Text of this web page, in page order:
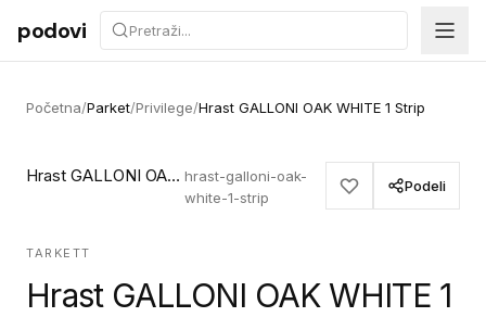
Preskoči na sadržaj
podovi
Početna/Parket/Privilege/Hrast GALLONI OAK WHITE 1 Strip
Hrast GALLONI OAK WHITE 1 Strip hrast-galloni-oak-
white-1-strip
Podeli
TARKETT
Hrast GALLONI OAK WHITE 1